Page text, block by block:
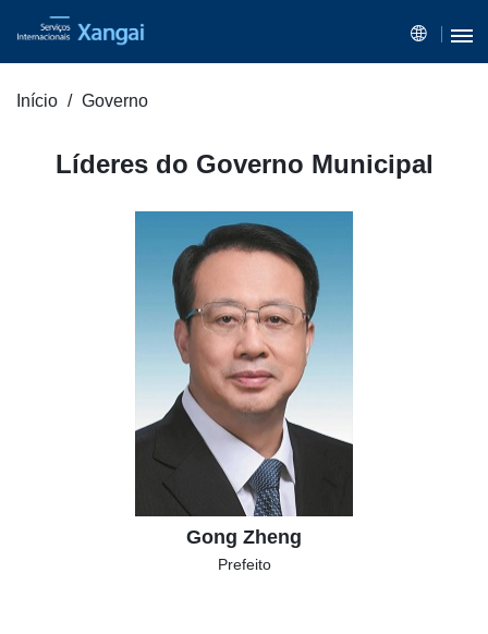
Início Governo
Líderes do Governo Municipal
Gong Zheng
Prefeito